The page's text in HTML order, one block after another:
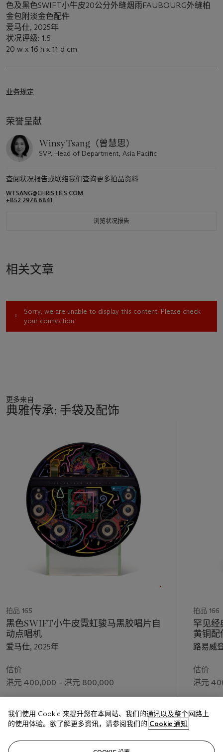
色及黑色SWIFT小牛皮20公分外缝烟雨FAUBOURG外缝柏
金包附淡金色配件
爱马仕, 2025年
状况评级: 1.5
20 w x 16 h x 11 d cm
业务规定
荣誉呈献
Winsy Tsang（曾慧思）
SVP, Head of Department, Asia Pacific
查阅状况报告或联络我们查询更多拍品资料
WTSANG@CHRISTIES.COM
+852 2978 6841
浏览状况报告
相关文章
Sorry, we are unable to display this content. Please check
your connection.
更多来自
典雅传承: 手袋及配饰
拍品 165
黑色SWIFT小牛皮霓虹骏马黑胶唱片自
动点唱机
爱马仕, 2025年
估价
港元 400,000 – 港元 800,000
港元 1,778,000
拍品 166
罕见
黄铜配
路易威
估价
港元
港元
我们使用 Cookie 来提升您在本网站、我们的通讯以及整个网路上
的使用体验。欲了解更多资讯，请参阅我们的 Cookie 通知